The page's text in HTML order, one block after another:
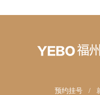
预约挂号 /